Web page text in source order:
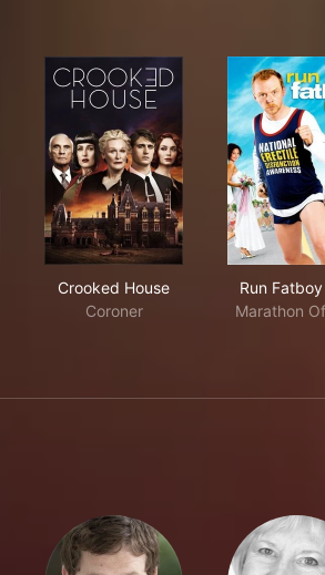
Crooked House
Coroner
Run Fatboy
Marathon